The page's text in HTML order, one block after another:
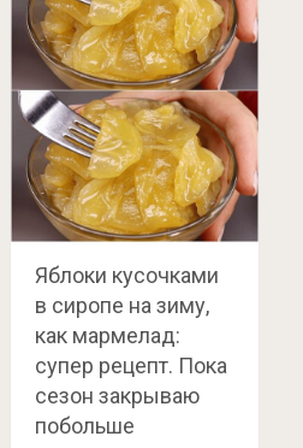
Яблоки кусочками
в сиропе на зиму,
как мармелад:
супер рецепт. Пока
сезон закрываю
побольше